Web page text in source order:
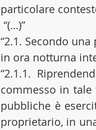
particolare
“(…)”
“2.1. Secondo
in ora notturna
“2.1.1.
commesso in tale
pubbliche è
proprietario, in